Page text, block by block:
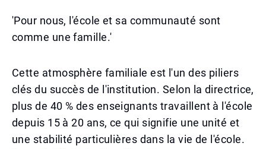
'Pour nous, l'école et sa communauté sont
comme une famille.'
Cette atmosphère familiale est l'un des piliers
clés du succès de l'institution. Selon la directrice,
plus de 40 % des enseignants travaillent à l'école
depuis 15 à 20 ans, ce qui signifie une unité et
une stabilité particulières dans la vie de l'école.